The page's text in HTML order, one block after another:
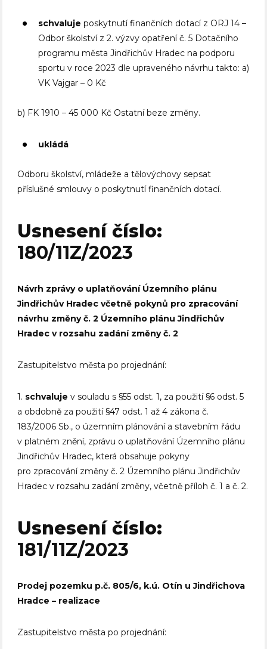
schvalujeposkytnutí finančních dotací z ORJ 14 –
Odbor školství z 2. výzvy opatření č. 5 Dotačního
programu města Jindřichův Hradec na podporu
sportu v roce 2023 dle upraveného návrhu takto: a)
VK Vajgar – 0 Kč
b) FK 1910 – 45 000 Kč Ostatní beze změny.
ukládá
Odboru školství, mládeže a tělovýchovy sepsat
příslušné smlouvy o poskytnutí finančních dotací.
Usnesení číslo:
180/11Z/2023
Návrh zprávy o uplatňování Územního plánu
Jindřichův Hradec včetně pokynů pro zpracování
návrhu změny č. 2 Územního plánu Jindřichův
Hradec v rozsahu zadání změny č. 2
Zastupitelstvo města po projednání:
1. schvalujev souladu s §55 odst. 1, za použití §6 odst. 5
a obdobně za použití §47 odst. 1 až 4 zákona č.
183/2006 Sb., o územním plánování a stavebním řádu
v platném znění, zprávu o uplatňování Územního plánu
Jindřichův Hradec, která obsahuje pokyny
pro zpracování změny č. 2 Územního plánu Jindřichův
Hradec v rozsahu zadání změny, včetně příloh č. 1 a č. 2.
Usnesení číslo:
181/11Z/2023
Prodej pozemku p.č. 805/6, k.ú. Otín u Jindřichova
Hradce – realizace
Zastupitelstvo města po projednání: